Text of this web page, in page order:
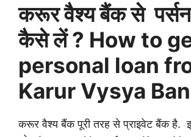
करूर वैश्य बैंक से
कैसे लें ? How to
personal loan
Karur Vysya
करूर वैश्य बैंक पूरी तरह से प्राइवेट बैंक है.